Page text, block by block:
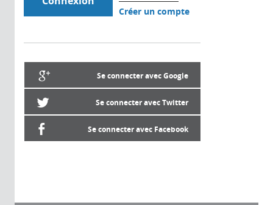
Créer un compte
Se connecter avec Google
Se connecter avec Twitter
Se connecter avec Facebook